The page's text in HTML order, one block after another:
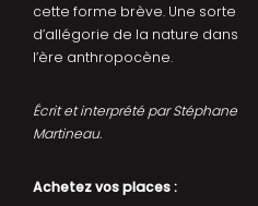
cette forme brève. Une sorte
d’allégorie de la nature dans
l’ère anthropocène.
Écrit et interprété par Stéphane
Martineau.
Achetez vos places :